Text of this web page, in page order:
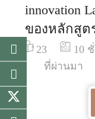
innovation
ของหลักสูต
23
10
ที่ผ่านมา